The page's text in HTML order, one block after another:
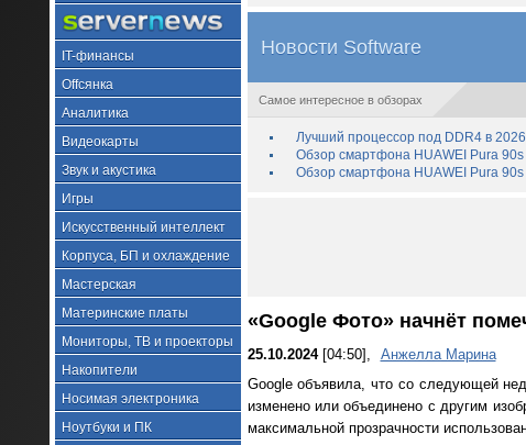
IT-финансы
Offсянка
Аналитика
Видеокарты
Звук и акустика
Игры
Искусственный интеллект
Корпуса, БП и охлаждение
Мастерская
Материнские платы
Мониторы, ТВ и проекторы
Накопители
Носимая электроника
Ноутбуки и ПК
Новости Software
Самое интересное в обзорах
Лучший процессор под DDR4 в
Обзор смартфона HUAWEI Pura 90s
Обзор смартфона HUAWEI Pura
«Google Фото» начнёт
25.10.2024[04:50],
Анжелла Марина
Google объявила, что со следующей
изменено или объединено с другим
максимальной прозрачности